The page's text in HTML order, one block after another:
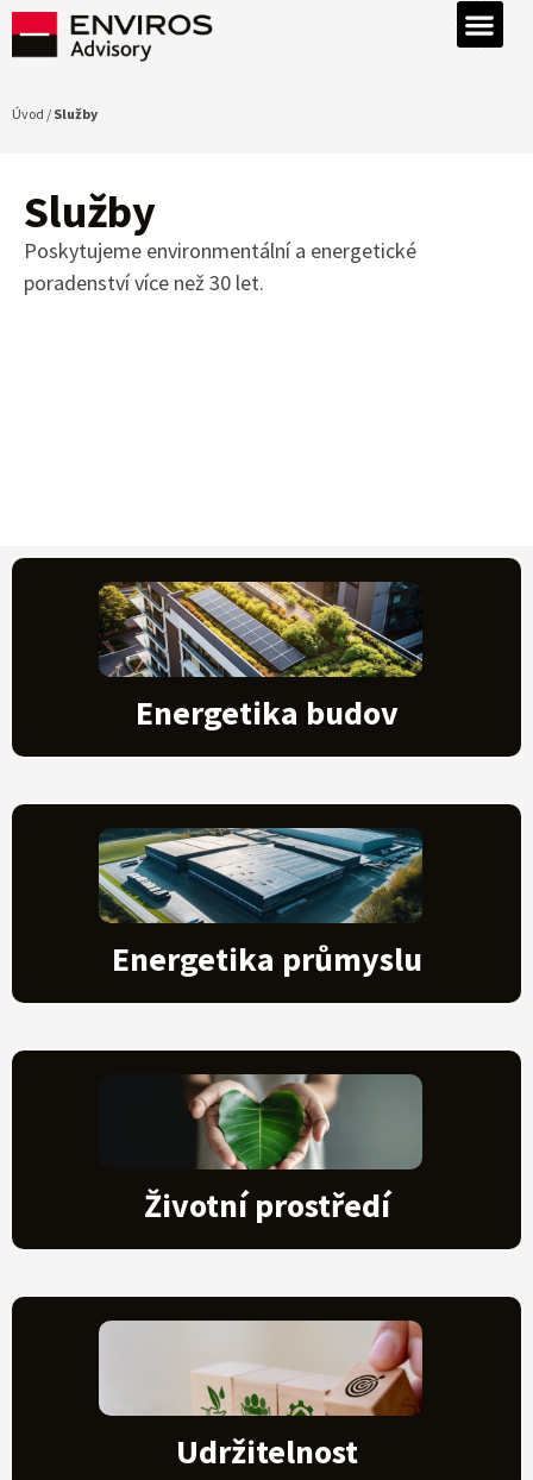
Úvod / Služby
Služby
Poskytujeme environmentální a energetické
poradenství více než 30 let.
Energetika budov
Energetika průmyslu
Životní prostředí
Udržitelnost